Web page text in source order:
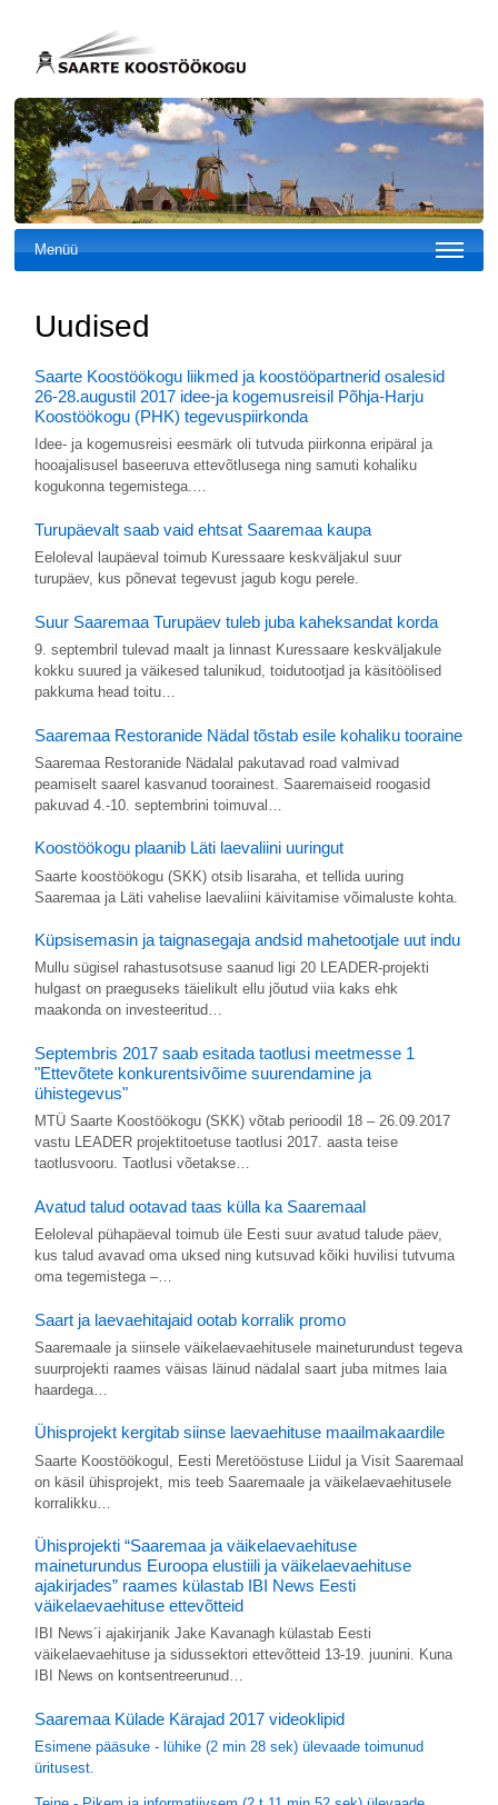
Menüü
Uudised
Saarte Koostöökogu liikmed ja koostööpartnerid osalesid
26-28.augustil 2017 idee-ja kogemusreisil Põhja-Harju
Koostöökogu (PHK) tegevuspiirkonda
Idee- ja kogemusreisi eesmärk oli tutvuda piirkonna eripäral ja
hooajalisusel baseeruva ettevõtlusega ning samuti kohaliku
kogukonna tegemistega.…
Turupäevalt saab vaid ehtsat Saaremaa kaupa
Eeloleval laupäeval toimub Kuressaare keskväljakul suur
turupäev, kus põnevat tegevust jagub kogu perele.
Suur Saaremaa Turupäev tuleb juba kaheksandat korda
9. septembril tulevad maalt ja linnast Kuressaare keskväljakule
kokku suured ja väikesed talunikud, toidutootjad ja käsitöölised
pakkuma head toitu…
Saaremaa Restoranide Nädal tõstab esile kohaliku tooraine
Saaremaa Restoranide Nädalal pakutavad road valmivad
peamiselt saarel kasvanud toorainest. Saaremaiseid roogasid
pakuvad 4.-10. septembrini toimuval…
Koostöökogu plaanib Läti laevaliini uuringut
Saarte koostöökogu (SKK) otsib lisaraha, et tellida uuring
Saaremaa ja Läti vahelise laevaliini käivitamise võimaluste kohta.
Küpsisemasin ja taignasegaja andsid mahetootjale uut indu
Mullu sügisel rahastusotsuse saanud ligi 20 LEA­DER-projekti
hulgast on praeguseks täielikult ellu jõutud viia kaks ehk
maakonda on investeeritud…
Septembris 2017 saab esitada taotlusi meetmesse 1
"Ettevõtete konkurentsivõime suurendamine ja
ühistegevus"
MTÜ Saarte Koostöökogu (SKK) võtab perioodil 18 – 26.09.2017
vastu LEADER projektitoetuse taotlusi 2017. aasta teise
taotlusvooru. Taotlusi võetakse…
Avatud talud ootavad taas külla ka Saaremaal
Eeloleval pühapäeval toimub üle Eesti suur avatud talude päev,
kus talud avavad oma uksed ning kutsuvad kõiki huvilisi tutvuma
oma tegemistega –…
Saart ja laevaehitajaid ootab korralik promo
Saaremaale ja siinsele väikelaevaehitusele maineturundust tegeva
suurprojekti raames väisas läinud nädalal saart juba mitmes laia
haardega…
Ühisprojekt kergitab siinse laevaehituse maailmakaardile
Saarte Koostöökogul, Eesti Meretööstuse Liidul ja Visit Saaremaal
on käsil ühisprojekt, mis teeb Saaremaale ja väikelaevaehitusele
korralikku…
Ühisprojekti “Saaremaa ja väikelaevaehituse
maineturundus Euroopa elustiili ja väikelaevaehituse
ajakirjades” raames külastab IBI News Eesti
väikelaevaehituse ettevõtteid
IBI News´i ajakirjanik Jake Kavanagh külastab Eesti
väikelaevaehituse ja sidussektori ettevõtteid 13-19. juunini. Kuna
IBI News on kontsentreerunud…
Saaremaa Külade Kärajad 2017 videoklipid
Esimene pääsuke - lühike (2 min 28 sek) ülevaade toimunud
üritusest.